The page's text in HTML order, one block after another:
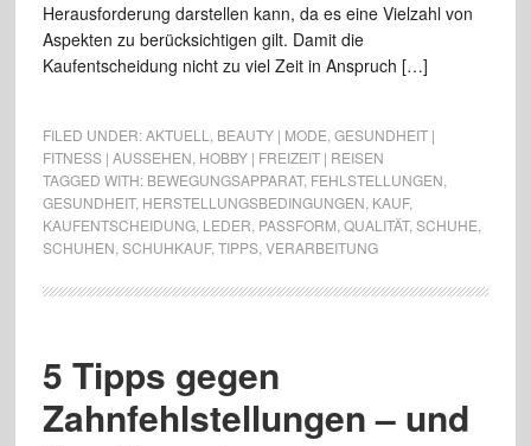
Herausforderung darstellen kann, da es eine Vielzahl von
Aspekten zu berücksichtigen gilt. Damit die
Kaufentscheidung nicht zu viel Zeit in Anspruch […]
FILED UNDER:AKTUELL BEAUTY | MODE GESUNDHEIT |
FITNESS | AUSSEHEN HOBBY | FREIZEIT | REISEN
TAGGED WITH: BEWEGUNGSAPPARAT, FEHLSTELLUNGEN
GESUNDHEIT, HERSTELLUNGSBEDINGUNGEN KAUF,
KAUFENTSCHEIDUNG, LEDER PASSFORM QUALITÄT, SCHUHE
SCHUHEN SCHUHKAUF, TIPPS, VERARBEITUNG
5 Tipps gegen
Zahnfehlstellungen – und